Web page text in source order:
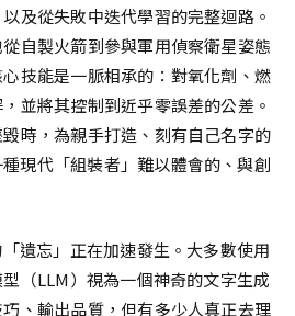
及從失敗中迭代學習的完整迴路。
自製火箭到參與軍用偵察衛星姿態
技能是一脈相承的：對氧化劑、燃
並將其控制到近乎零誤差的公差。
時，為親手打造、刻有自己名字的
現代「組裝者」難以體會的、與創
遺忘」正在加速發生。大多數使用
（LLM）視為一個神奇的文字生成
、輸出品質，但有多少人真正去理